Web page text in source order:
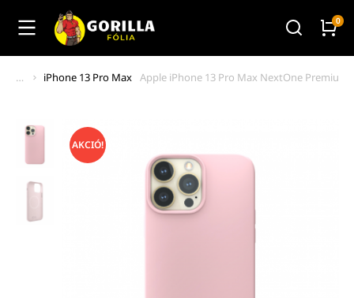
You are here:
iPhone 13 Pro Max Apple iPhone 13 Pro Max NextOne Premium
AKCIÓ!